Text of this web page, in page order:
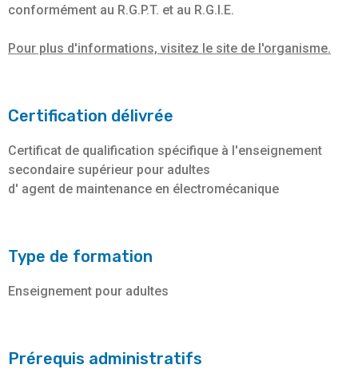
conformément au R.G.P.T. et au R.G.I.E.
Pour plus d'informations, visitez le site de l'organisme.
Certification délivrée
Certificat de qualification spécifique à l'enseignement
secondaire supérieur pour adultes
d' agent de maintenance en électromécanique
Type de formation
Enseignement pour adultes
Prérequis administratifs